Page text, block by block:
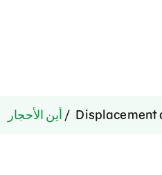
Displacement أين الأحجار